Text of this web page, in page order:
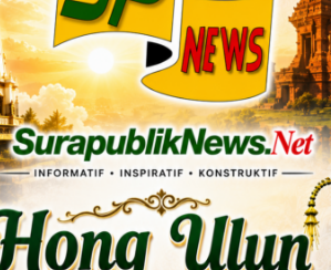
berawal dari kemiskinan dan
masyarakat toleran yang
macam etnis, tetapi mau membaur
positif pada keamanan
Jangan sampai dimanfaatkan
bingung, apapun bisa terjadi.
macam-macam. Kami juga
tegas wali kota.